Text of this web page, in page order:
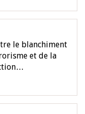
le blanchiment
et de la